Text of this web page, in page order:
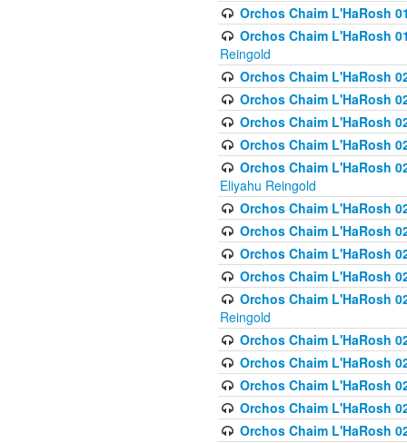
Orchos Chaim L'HaRosh
Orchos Chaim L'HaRosh
Reingold
Orchos Chaim L'HaRosh
Orchos Chaim L'HaRosh
Orchos Chaim L'HaRosh
Orchos Chaim L'HaRosh
Orchos Chaim L'HaRosh
Eliyahu Reingold
Orchos Chaim L'HaRosh
Orchos Chaim L'HaRosh
Orchos Chaim L'HaRosh
Orchos Chaim L'HaRosh
Orchos Chaim L'HaRosh
Reingold
Orchos Chaim L'HaRosh
Orchos Chaim L'HaRosh
Orchos Chaim L'HaRosh
Orchos Chaim L'HaRosh
Orchos Chaim L'HaRosh